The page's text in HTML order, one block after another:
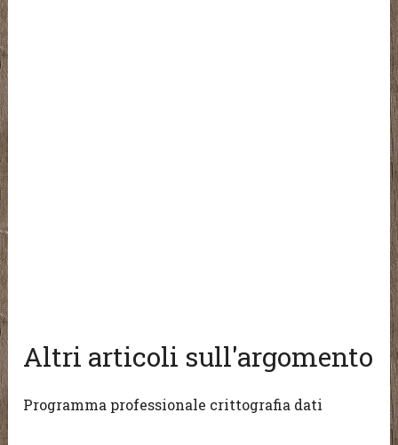
Altri articoli sull'argomento
Programma professionale crittografia dati